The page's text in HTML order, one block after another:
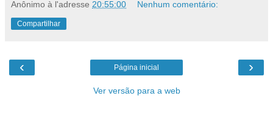
Anônimo à l'adresse 20:55:00 Nenhum comentário:
Compartilhar
‹ ›
Página inicial
Ver versão para a web